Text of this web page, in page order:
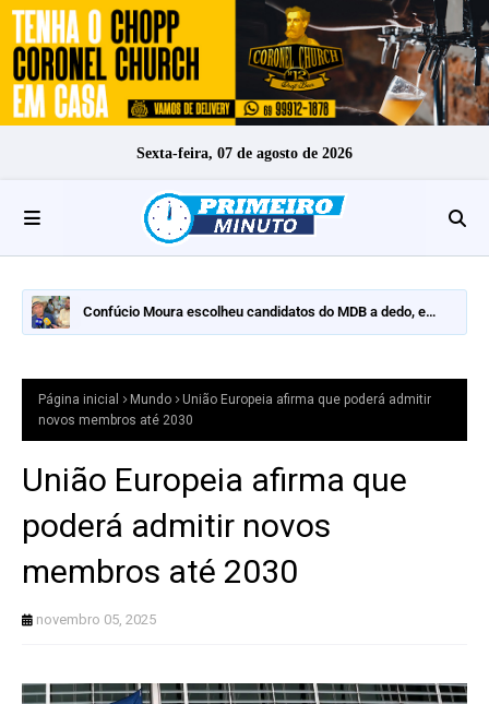
Sexta-feira, 07 de agosto de 2026
Confúcio Moura escolheu candidatos do MDB a dedo, e
Página inicial Mundo
União Europeia afirma que poderá admitir
novos membros até 2030
União Europeia afirma que
poderá admitir novos
membros até 2030
novembro 05, 2025